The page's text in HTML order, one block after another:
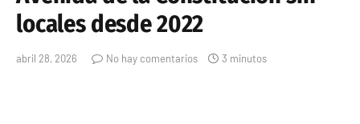
locales desde 2022
abril 28, 2026 No hay comentarios 3 minutos